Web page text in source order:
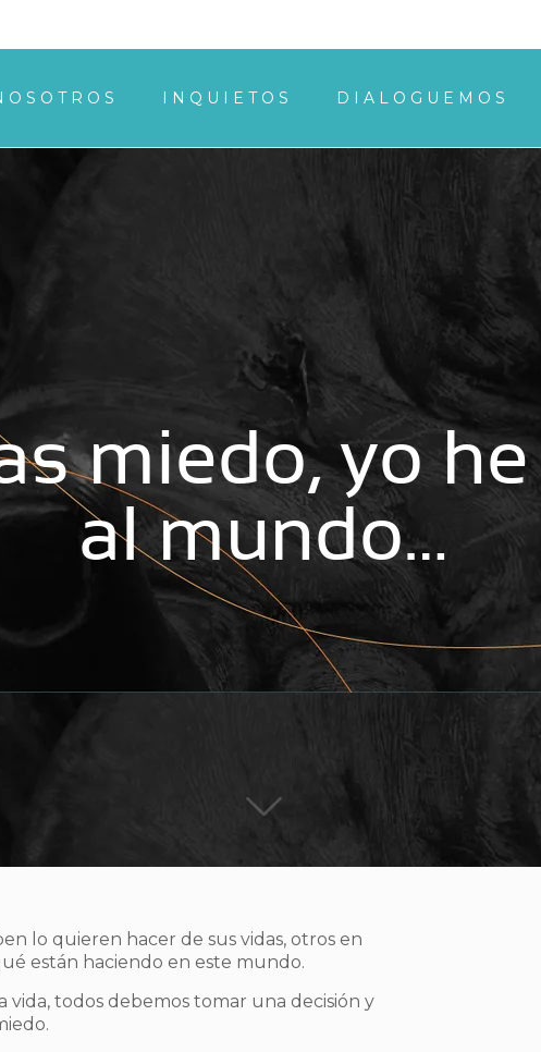
INQUIETOS DIALOGUEMOS
miedo, yo
al mundo…
lo quieren hacer de sus vidas, otros en
están haciendo en este mundo.
todos debemos tomar una decisión y